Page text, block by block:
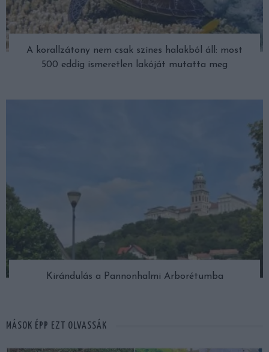
A korallzátony nem csak színes halakból áll: most
500 eddig ismeretlen lakóját mutatta meg
Kirándulás a Pannonhalmi Arborétumba
MÁSOK ÉPP EZT OLVASSÁK